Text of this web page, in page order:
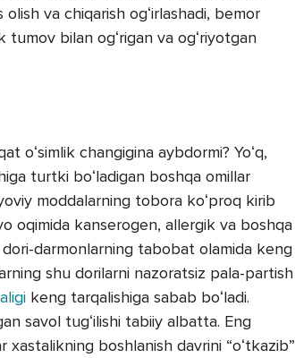
va chiqarish ogʻirlashadi, bemor
tumov bilan ogʻrigan va ogʻriyotgan
oʻsimlik changigina aybdormi? Yoʻq,
turtki boʻladigan boshqa omillar
moddalarning tobora koʻproq kirib
oqimida kanserogen, allergik va boshqa
darmonlarning tabobat olamida keng
shu dorilarni nazoratsiz pala-partish
keng tarqalishiga sabab boʻladi.
savol tugʻilishi tabiiy albatta. Eng
boshlanish davrini “oʻtkazib”